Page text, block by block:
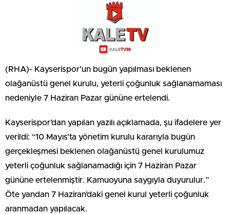
(RHA)- Kayserispor’un bugün yapılması beklenen
olağanüstü genel kurulu, yeterli çoğunluk sağlanamaması
nedeniyle 7 Haziran Pazar gününe ertelendi.
Kayserispor’dan yapılan yazılı açıklamada, şu ifadelere yer
verildi: “10 Mayıs’ta yönetim kurulu kararıyla bugün
gerçekleşmesi beklenen olağanüstü genel kurulumuz
yeterli çoğunluk sağlanamadığı için 7 Haziran Pazar
gününe ertelenmiştir. Kamuoyuna saygıyla duyurulur.”
Öte yandan 7 Haziran’daki genel kurul yeterli çoğunluk
aranmadan yapılacak.